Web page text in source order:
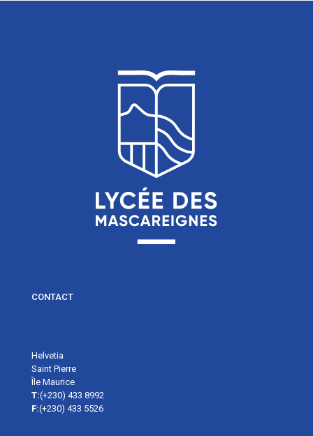
CONTACT
Helvetia
Saint Pierre
Île Maurice
T:(+230) 433 8992
F:(+230) 433 5526